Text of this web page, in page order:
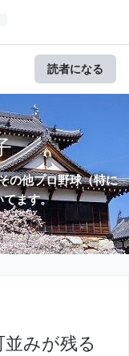
読者になる
の他プロ野球（特に
てます。
みが残る